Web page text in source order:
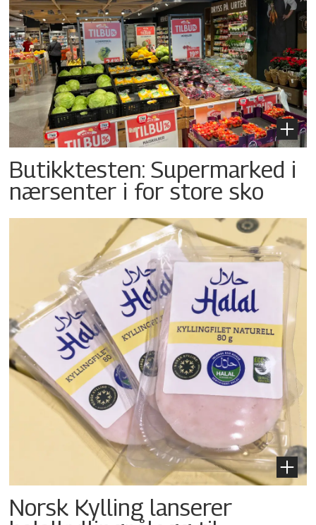
Butikktesten: Supermarked i
nærsenter i for store sko
Norsk Kylling lanserer